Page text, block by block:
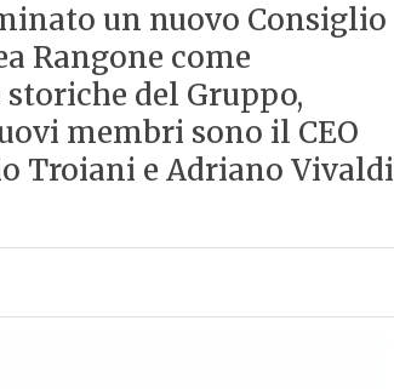
un nuovo Consiglio
Rangone come
del Gruppo,
membri sono il CEO
Troiani e Adriano Vivaldi